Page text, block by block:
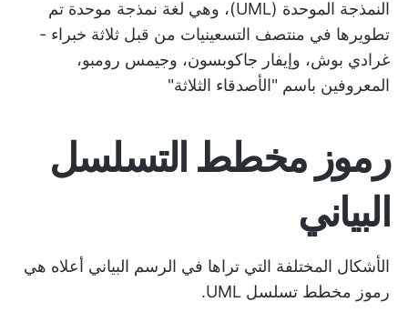
النمذجة الموحدة (UML)، وهي لغة نمذجة موحدة تم
تطويرها في منتصف التسعينيات من قبل ثلاثة خبراء -
غرادي بوش، وإيفار جاكوبسون، وجيمس رومبو،
المعروفين باسم "الأصدقاء الثلاثة"
رموز مخطط التسلسل
البياني
الأشكال المختلفة التي تراها في الرسم البياني أعلاه هي
رموز مخطط تسلسل UML.